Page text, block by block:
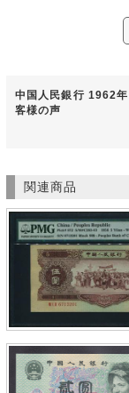
中国人民銀行 1962
客様の声
関連商品